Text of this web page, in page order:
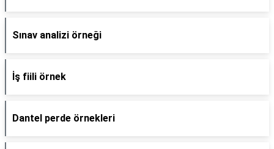
Sınav analizi örneği
İş fiili örnek
Dantel perde örnekleri